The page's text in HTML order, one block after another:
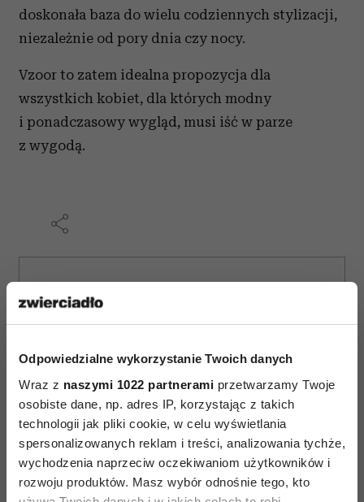
Odpowiedzialne wykorzystanie Twoich danych
Wraz z naszymi 1022 partnerami przetwarzamy Twoje
osobiste dane, np. adres IP, korzystając z takich
technologii jak pliki cookie, w celu wyświetlania
spersonalizowanych reklam i treści, analizowania tychże,
wychodzenia naprzeciw oczekiwaniom użytkowników i
rozwoju produktów. Masz wybór odnośnie tego, kto
doskonała baza do wielu codziennych stylizacji,
niezależnie od pory dnia czy nocy.
Vzoor to zatem idealna propozycja dla
wszystkich kobiet, dla których modny
i ponadczasowy wygląd, musi iść w parze
z wygodą.
AUTOPROMOCJA